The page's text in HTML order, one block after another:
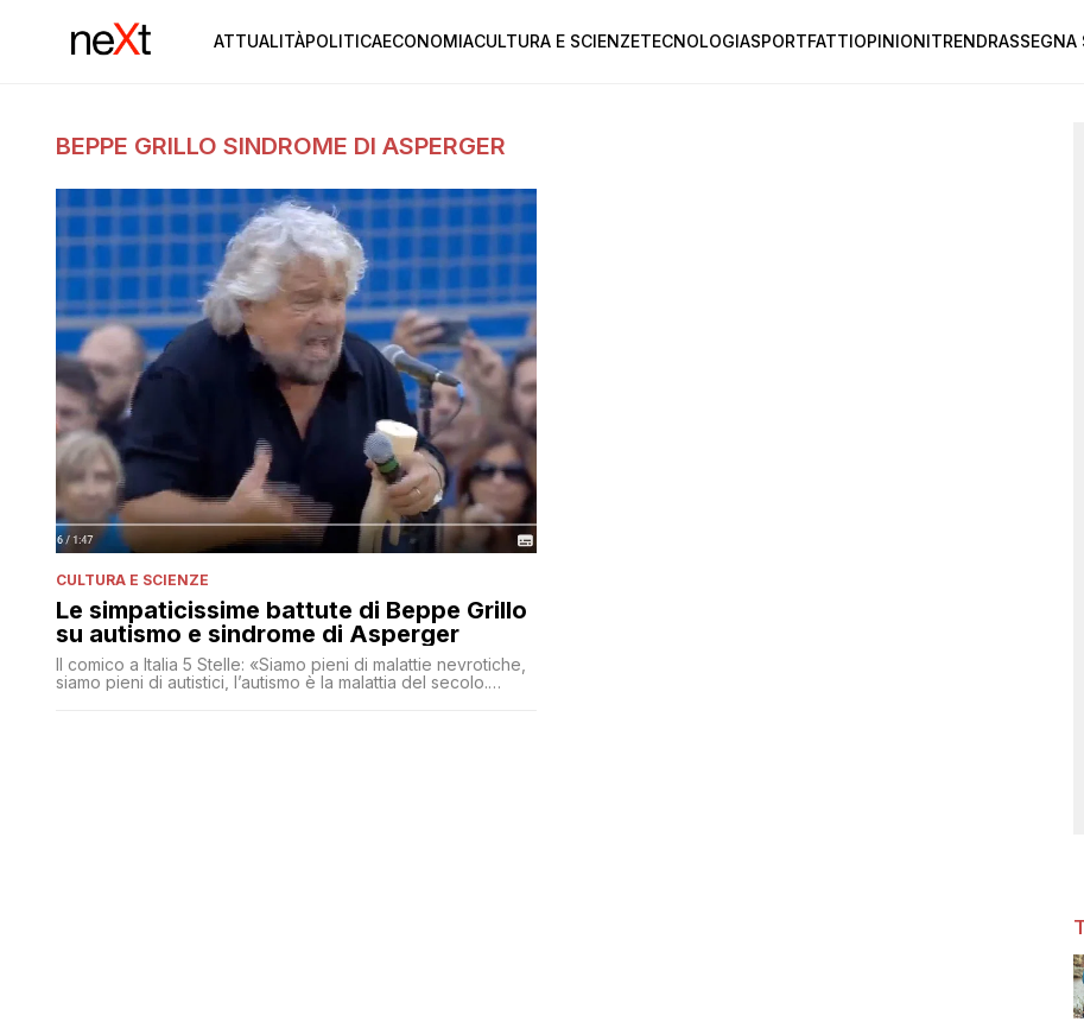
ATTUALITÀPOLITICAECONOMIACULTURA E SCIENZETECNOLOGIASPORTFATTIOPINIONITRENDRASSEGNA
BEPPE GRILLO SINDROME DI ASPERGER
CULTURA E SCIENZE
Le simpaticissime battute di Beppe Grillo
su autismo e sindrome di Asperger
Il comico a Italia 5 Stelle: «Siamo pieni di malattie nevrotiche,
siamo pieni di autistici, l’autismo è la malattia del secolo.